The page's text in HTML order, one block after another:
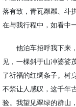
落有致，青瓦粼粼、斗
在与我行程中，如看中
他泊车招呼我下来
见，一棵斜于山冲婆娑
了祈福的红绸条子。树
不禁让人感叹，这千年
验。我望见翠绿的群山